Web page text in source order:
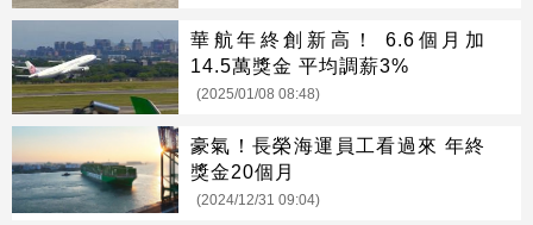
華航年終創新高！ 6.6個月加
14.5萬獎金 平均調薪3%
(2025/01/08 08:48)
豪氣！長榮海運員工看過來 年終
獎金20個月
(2024/12/31 09:04)